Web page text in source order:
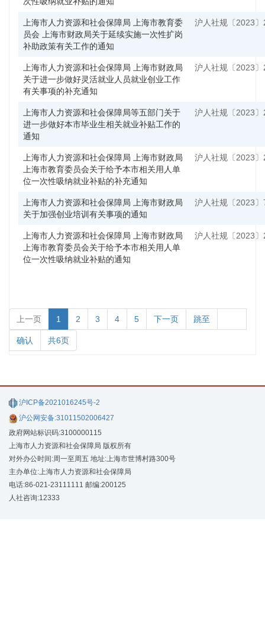
上海市人力资源和社会保障局 上海市教育委
员会 上海市财政局关于延续实施一次性扩岗
补助政策有关工作的通知
沪人社规〔2023
上海市人力资源和社会保障局 上海市财政局
关于进一步做好灵活就业人员就业创业工作
有关事项的补充通知
沪人社规〔2023
上海市人力资源和社会保障局等五部门关于
进一步做好本市毕业生相关就业补贴工作的
通知
沪人社规〔2023
上海市人力资源和社会保障局 上海市财政局
上海市教育委员会关于给予本市相关用人单
位一次性吸纳就业补贴的补充通知
沪人社规〔2023
上海市人力资源和社会保障局 上海市财政局
关于加强创业培训有关事项的通知
沪人社规〔2023〕
上海市人力资源和社会保障局 上海市财政局
上海市教育委员会关于给予本市相关用人单
位一次性吸纳就业补贴的通知
沪人社规〔2023〕
上一页 1 2 3 4 5 下一页 跳至
确认 共6页
沪ICP备2021016245号-2
沪公网安备:31011502006427
政府网站标识码:3100000115
上海市人力资源和社会保障局 版权所有
对外办公时间:周一至周五 地址:上海市世博村路300号
主办单位:上海市人力资源和社会保障局
电话:86-021-23111111 邮编:200125
人社咨询:12333